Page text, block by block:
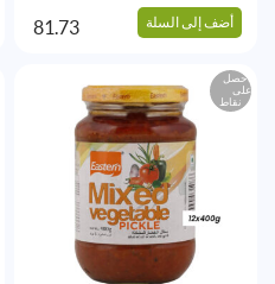
أضف إلى السلة 81.73
احصل
على
نقاط